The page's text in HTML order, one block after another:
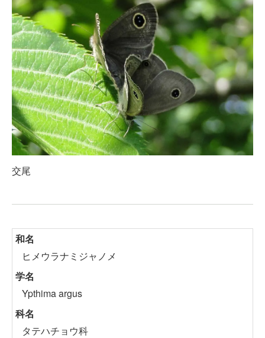
交尾
和名
ヒメウラナミジャノメ
学名
Ypthima argus
科名
タテハチョウ科